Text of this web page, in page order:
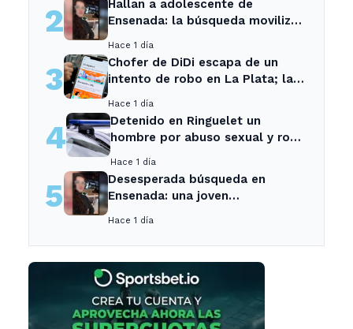
2
Hallan a adolescente de
Ensenada: la búsqueda movilizó
Hace 1 día
3
Chofer de DiDi escapa de un
intento de robo en La Plata; la
Hace 1 día
4
Detenido en Ringuelet un
hombre por abuso sexual y robo
Hace 1 día
5
Desesperada búsqueda en
Ensenada: una joven
Hace 1 día